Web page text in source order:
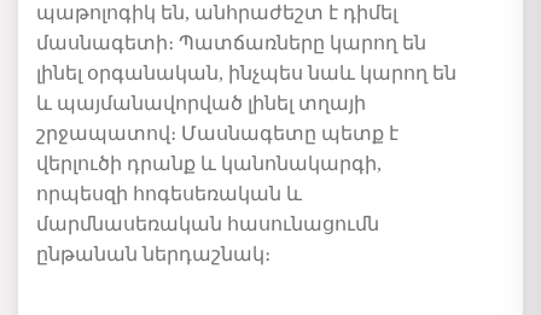
պաթոլոգիկ են, անհրաժեշտ է դիմել
մասնագետի։ Պատճառները կարող են
լինել օրգանական, ինչպես նաև կարող են
և պայմանավորված լինել տղայի
շրջապատով։ Մասնագետը պետք է
վերլուծի դրանք և կանոնակարգի,
որպեսզի հոգեսեռական և
մարմնասեռական հասունացումն
ընթանան ներդաշնակ։